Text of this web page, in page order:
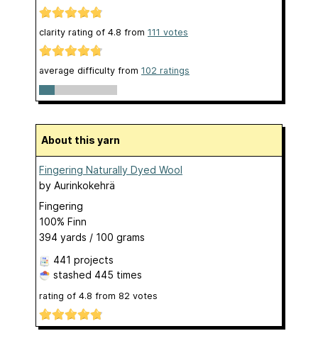
clarity rating of 4.8 from 111 votes
average difficulty from 102 ratings
About this yarn
Fingering Naturally Dyed Wool
by Aurinkokehrä
Fingering
100% Finn
394 yards / 100 grams
441 projects
stashed 445 times
rating of 4.8 from 82 votes